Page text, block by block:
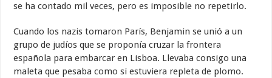
se ha contado mil veces, pero es imposible no repetirlo.
Cuando los nazis tomaron París, Benjamin se unió a un
grupo de judíos que se proponía cruzar la frontera
española para embarcar en Lisboa. Llevaba consigo una
maleta que pesaba como si estuviera repleta de plomo.